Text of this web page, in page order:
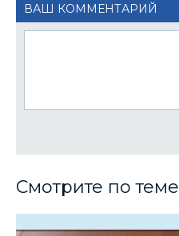
ВАШ КОММЕНТАРИЙ
Смотрите по теме